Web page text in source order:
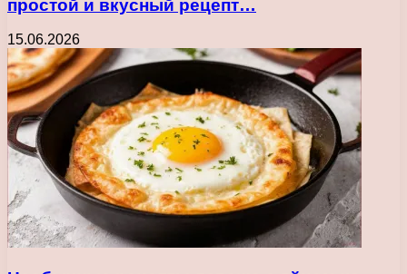
простой и вкусный рецепт…
15.06.2026